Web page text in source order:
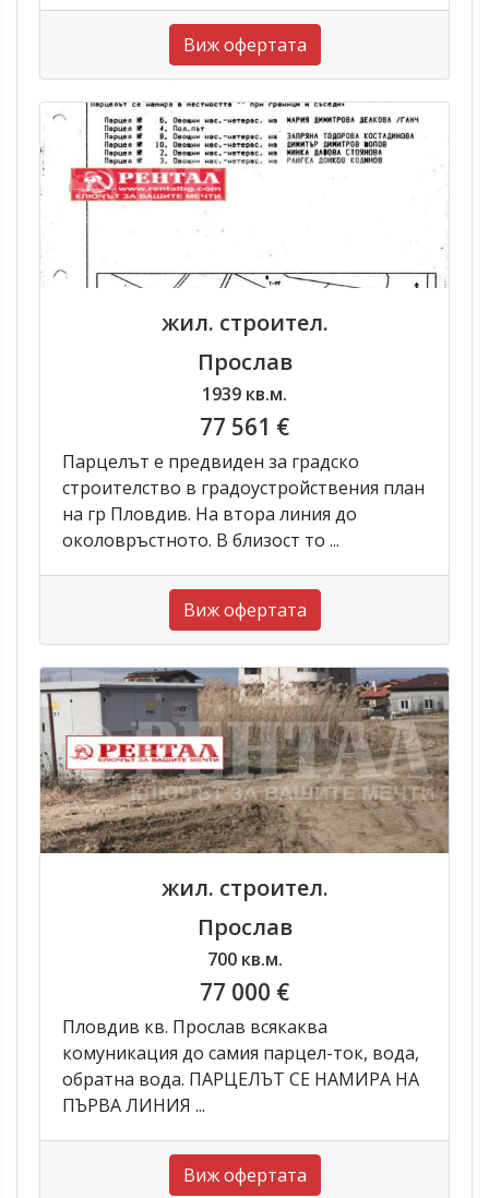
Виж офертата
жил. строител.
Прослав
1939 кв.м.
77 561 €
Парцелът е предвиден за градско
строителство в градоустройствения план
на гр Пловдив. На втора линия до
околовръстното. В близост то ...
Виж офертата
жил. строител.
Прослав
700 кв.м.
77 000 €
Пловдив кв. Прослав всякаква
комуникация до самия парцел-ток, вода,
обратна вода. ПАРЦЕЛЪТ СЕ НАМИРА НА
ПЪРВА ЛИНИЯ ...
Виж офертата